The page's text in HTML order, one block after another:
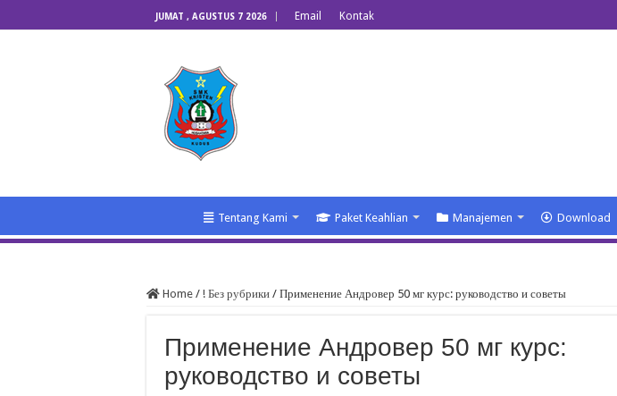
JUMAT , AGUSTUS 7 2026 Email Kontak
Tentang Kami Paket Keahlian Manajemen Download
Home / ! Без рубрики / Применение Андровер 50 мг курс: руководство и советы
Применение Андровер 50 мг курс:
руководство и советы